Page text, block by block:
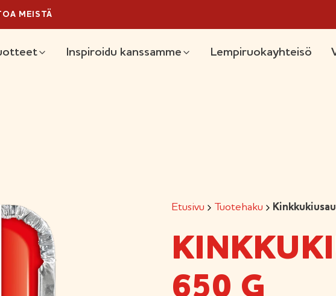
MEISTÄ
Inspiroidu kanssamme Lempiruokayhteisö
Etusivu Tuotehaku
650 G